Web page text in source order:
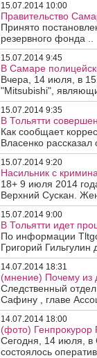
15.07.2014 10:00
Правительство
Принято
резервного фонда ..
15.07.2014 9:45
В Самаре
Вчера, 14 июля, в
"Mitsubishi",
15.07.2014 9:35
В Тольятти
Как сообщает
Власенко рассказал
15.07.2014 9:20
Насильник с
18+ 9 июля 2014
Верхний Сускан.
15.07.2014 9:00
В Тольятти идет
По информации
Григорий Гильгулин
14.07.2014 18:31
(мнение) Почему из
Следственный
Сафину , главе
14.07.2014 18:00
(фото)
Сегодня, 14 июля, в
состоялось